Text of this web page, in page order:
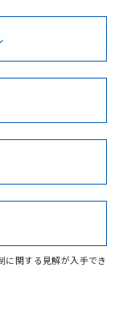
以下を必ずお読
Cr(VI)
ます。
に関する見解が入手でき